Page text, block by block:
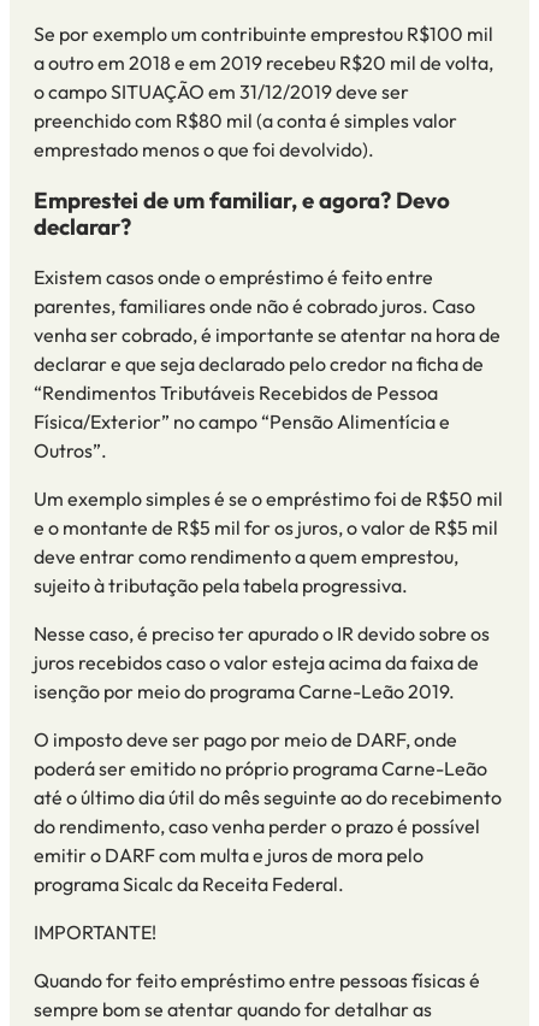
Se por exemploum contribuinte emprestou R$100 mil
a outro em 2018 e em 2019 recebeu R$20 mil de volta,
o campo SITUAÇÃO em 31/12/2019 deve ser
preenchido com R$80 mil (a conta é simples valor
emprestado menos o que foi devolvido).
Emprestei de um familiar, e agora? Devo
declarar?
Existem casos onde o empréstimo é feito entre
parentes, familiares onde não é cobrado juros. Caso
venha ser cobrado, é importante se atentar na hora de
declarar e que seja declarado pelo credor na ficha de
“Rendimentos Tributáveis Recebidos de Pessoa
Física/Exterior” no campo “Pensão Alimentícia e
Outros”.
Um exemplo simplesé se o empréstimo foi de R$50 mil
e o montante de R$5 mil for os juros, o valor de R$5 mil
deve entrar como rendimento a quem emprestou,
sujeito à tributação pela tabela progressiva.
Nesse caso, é preciso ter apurado o IR devido sobre os
juros recebidos caso o valor esteja acima da faixa de
isenção por meio do programa Carne-Leão 2019.
O imposto deve ser pago por meio de DARF, onde
poderá ser emitido no próprio programa Carne-Leão
até oúltimodia útil do mês seguinte ao do recebimento
do rendimento, caso venha perder o prazo é possível
emitir o DARF com multa e juros de mora pelo
programaSicalcda Receita Federal.
IMPORTANTE!
Quando for feito empréstimo entre pessoas físicas é
sempre bom se atentar quando for detalhar as